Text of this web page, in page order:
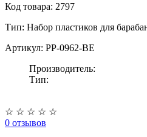
Код товара: 2797
Тип: Набор пластиков для
Артикул: PP-0962-BE
Производитель:
Тип:
☆ ☆ ☆ ☆ ☆
0 отзывов